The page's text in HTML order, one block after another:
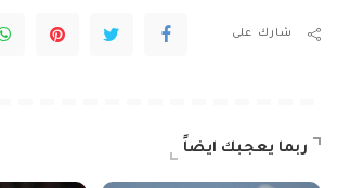
شارك على
ربما يعجبك ايضاً